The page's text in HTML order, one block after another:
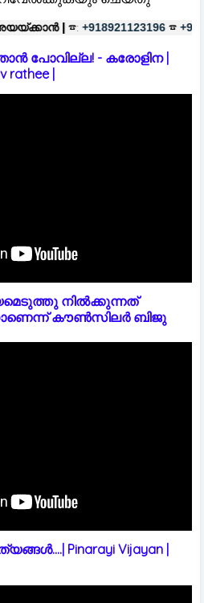
☎ +918606657037
പോവില്ല! - കരോളിന |
rathee |
നിൽക്കുന്നത്
കൗൺസിലർ ബിജു
Pinarayi Vijayan |